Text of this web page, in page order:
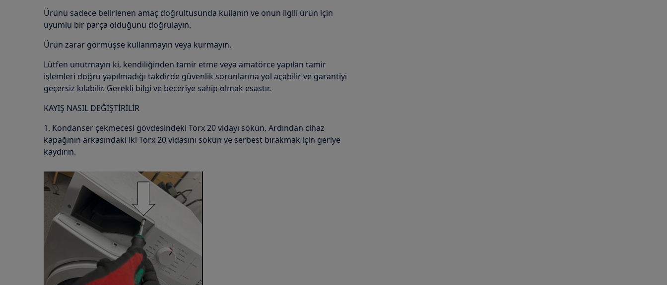
Ürünü sadece belirlenen amaç doğrultusunda kullanın ve onun ilgili ürün için
uyumlu bir parça olduğunu doğrulayın.
Ürün zarar görmüşse kullanmayın veya kurmayın.
Lütfen unutmayın ki, kendiliğinden tamir etme veya amatörce yapılan tamir
işlemleri doğru yapılmadığı takdirde güvenlik sorunlarına yol açabilir ve garantiyi
geçersiz kılabilir. Gerekli bilgi ve beceriye sahip olmak esastır.
KAYIŞ NASIL DEĞİŞTİRİLİR
1. Kondanser çekmecesi gövdesindeki Torx 20 vidayı sökün. Ardından cihaz
kapağının arkasındaki iki Torx 20 vidasını sökün ve serbest bırakmak için geriye
kaydırın.